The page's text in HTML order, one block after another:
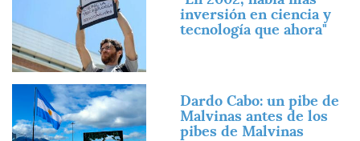
inversión en ciencia y
tecnología que ahora"
Imagen
Dardo Cabo: un pibe de
Malvinas antes de los
pibes de Malvinas